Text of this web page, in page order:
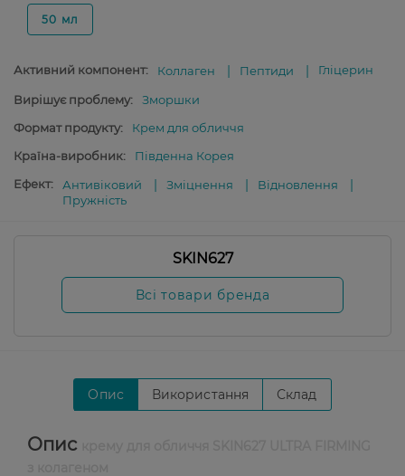
50 мл
Активний компонент: Коллаген Пептиди Гліцерин
Вирішує проблему:
Зморшки
Формат продукту:
Крем для обличчя
Країна-виробник:
Південна Корея
Ефект:
Антивіковий Зміцнення
Відновлення
Пружність
SKIN627
Всі товари бренда
Опис Використання Склад
Опис